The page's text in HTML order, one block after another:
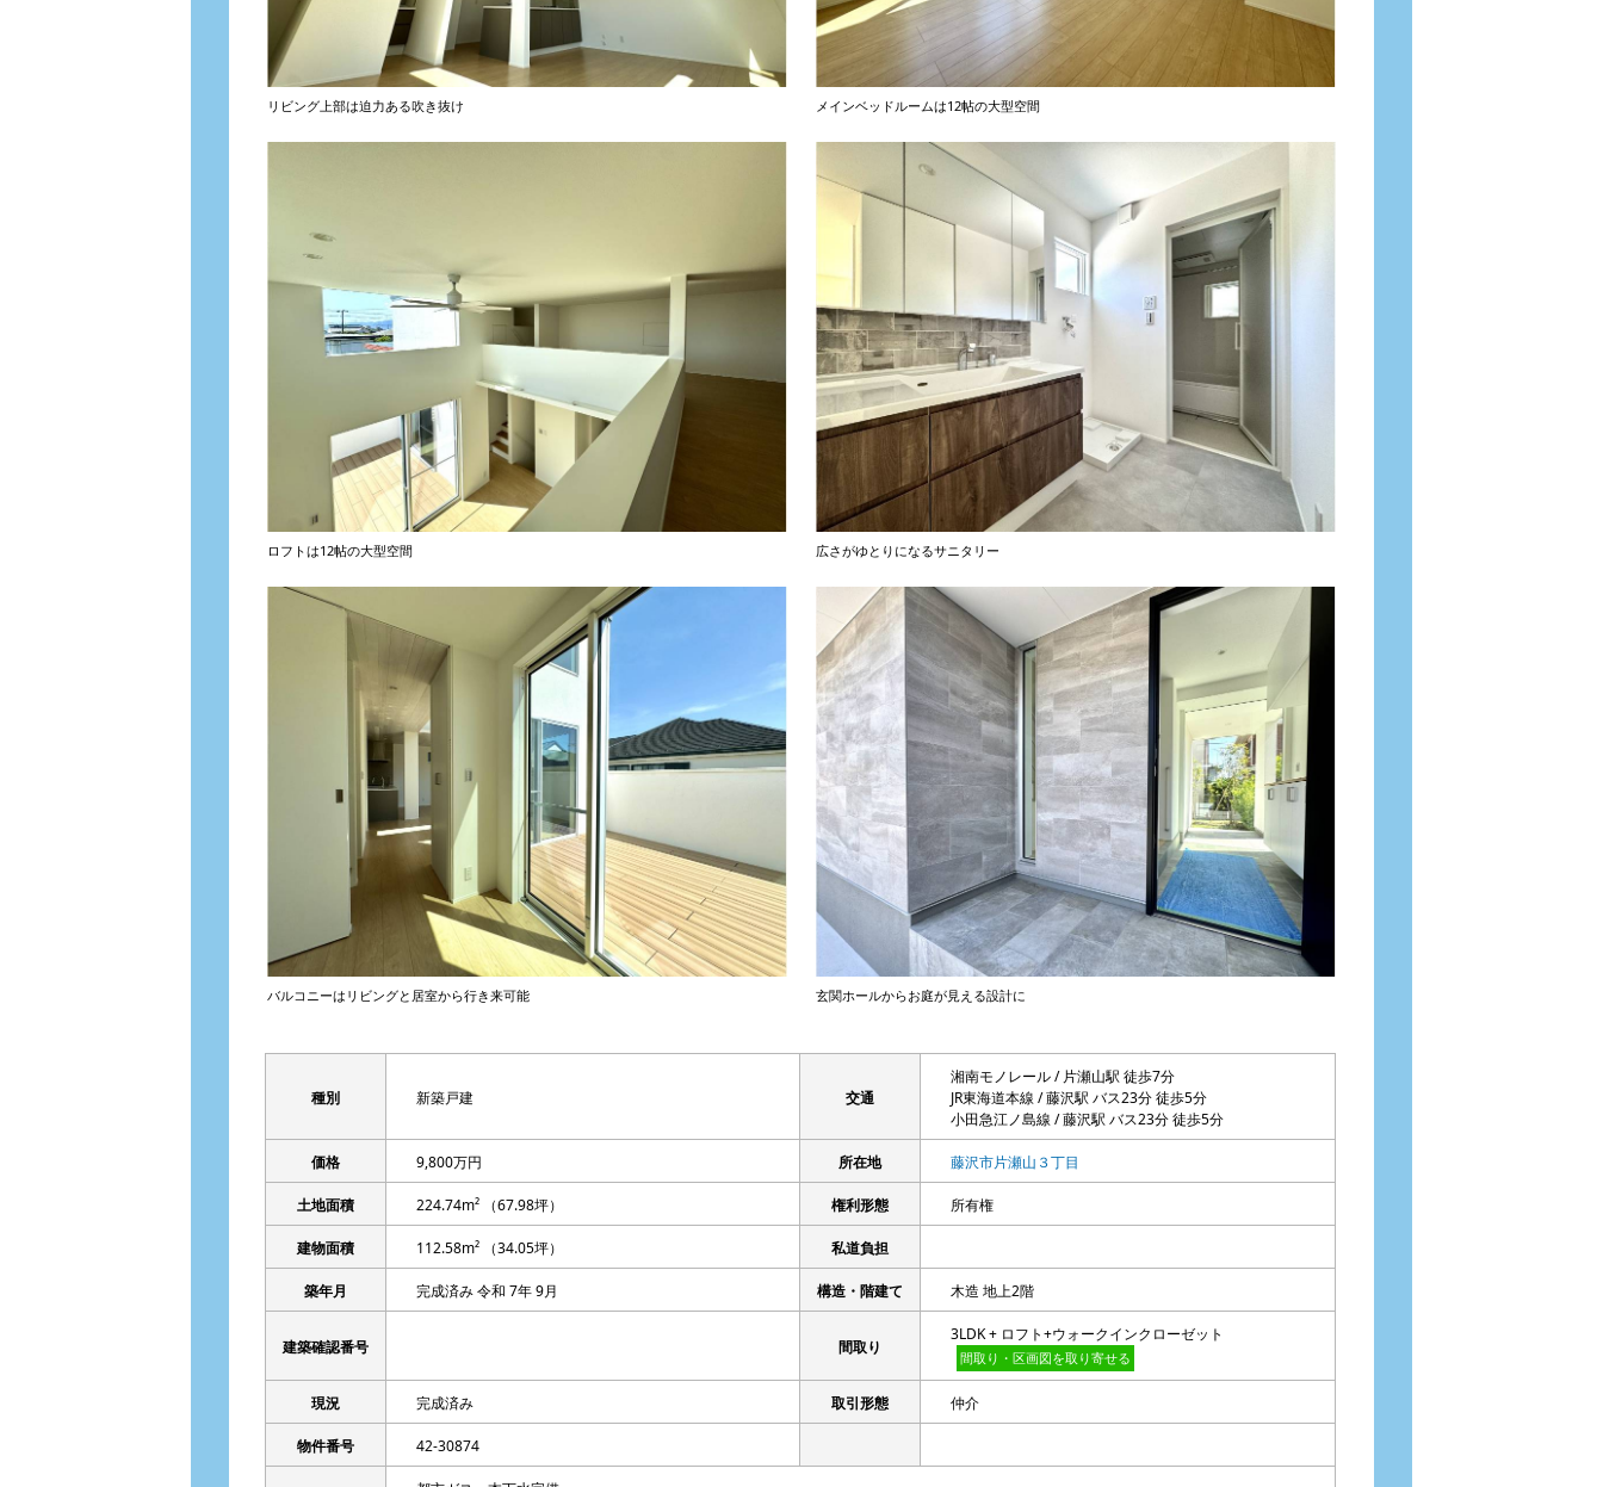
リビング上部は迫力ある吹き抜け メインベッドルームは12帖の大型空間
ロフトは12帖の大型空間 広さがゆとりになるサニタリー
バルコニーはリビングと居室から行き来可能 玄関ホールからお庭が見える設計に
種別 新築戸建 交通
湘南モノレール / 片瀬山駅 徒歩7分
JR東海道本線 / 藤沢駅 バス23分 徒歩5分
小田急江ノ島線 / 藤沢駅 バス23分 徒歩5分
価格 9,800万円 所在地 藤沢市片瀬山３丁目
土地面積 224.74m² （67.98坪） 権利形態 所有権
建物面積 112.58m² （34.05坪） 私道負担
築年月 完成済み 令和 7年 9月 構造・階建て 木造 地上2階
建築確認番号 間取り
3LDK + ロフト+ウォークインクローゼット
間取り・区画図を取り寄せる
現況 完成済み 取引形態 仲介
物件番号 42-30874